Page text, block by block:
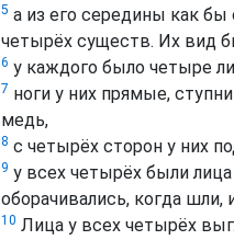
5 а из его середины как
четырёх существ. Их вид
6 у каждого было четыре
7 ноги у них прямые,
медь,
8 с четырёх сторон у них
9 у всех четырёх были
оборачивались, когда
10 Лица у всех четырёх